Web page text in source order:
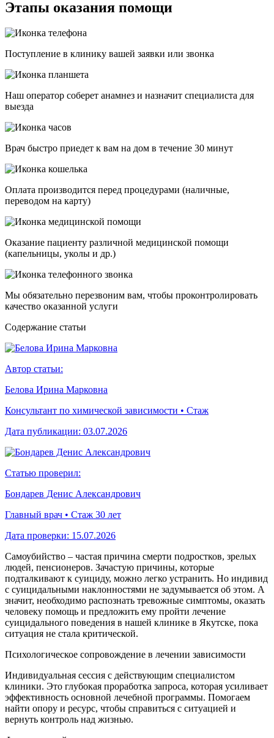
Этапы оказания помощи
Поступление в клинику вашей заявки или звонка
Наш оператор соберет анамнез и назначит специалиста для
выезда
Врач быстро приедет к вам на дом в течение 30 минут
Оплата производится перед процедурами (наличные,
переводом на карту)
Оказание пациенту различной медицинской помощи
(капельницы, уколы и др.)
Мы обязательно перезвоним вам, чтобы проконтролировать
качество оказанной услуги
Cодержание статьи
Автор статьи:
Белова Ирина Марковна
Консультант по химической зависимости • Стаж
Дата публикации: 03.07.2026
Статью проверил:
Бондарев Денис Александрович
Главный врач • Стаж 30 лет
Дата проверки: 15.07.2026
Самоубийство – частая причина смерти подростков, зрелых
людей, пенсионеров. Зачастую причины, которые
подталкивают к суициду, можно легко устранить. Но индивид
с суицидальными наклонностями не задумывается об этом. А
значит, необходимо распознать тревожные симптомы, оказать
человеку помощь и предложить ему пройти лечение
суицидального поведения в нашей клинике в Якутске, пока
ситуация не стала критической.
Психологическое сопровождение в лечении зависимости
Индивидуальная сессия с действующим специалистом
клиники. Это глубокая проработка запроса, которая усиливает
эффективность основной лечебной программы. Помогаем
найти опору и ресурс, чтобы справиться с ситуацией и
вернуть контроль над жизнью.